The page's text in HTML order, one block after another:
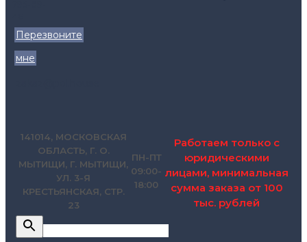
Перезвоните
мне
141014, МОСКОВСКАЯ
ОБЛАСТЬ, Г. О.
МЫТИЩИ, Г. МЫТИЩИ,
УЛ. 3-Я
КРЕСТЬЯНСКАЯ, СТР.
23
ПН-ПТ
09:00-
18:00
Работаем только с
юридическими
лицами, минимальная
сумма заказа от 100
тыс. рублей